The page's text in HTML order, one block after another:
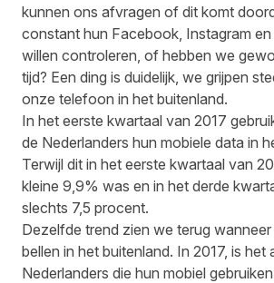
kunnen ons afvragen of dit komt
constant hun Facebook, Instagram
willen controleren, of hebben we
tijd? Een ding is duidelijk, we grijpen
onze telefoon in het buitenland.
In het eerste kwartaal van 2017
de Nederlanders hun mobiele data in
Terwijl dit in het eerste kwartaal van
kleine 9,9% was en in het derde
slechts 7,5 procent.
Dezelfde trend zien we terug
bellen in het buitenland. In 2017, is het
Nederlanders die hun mobiel